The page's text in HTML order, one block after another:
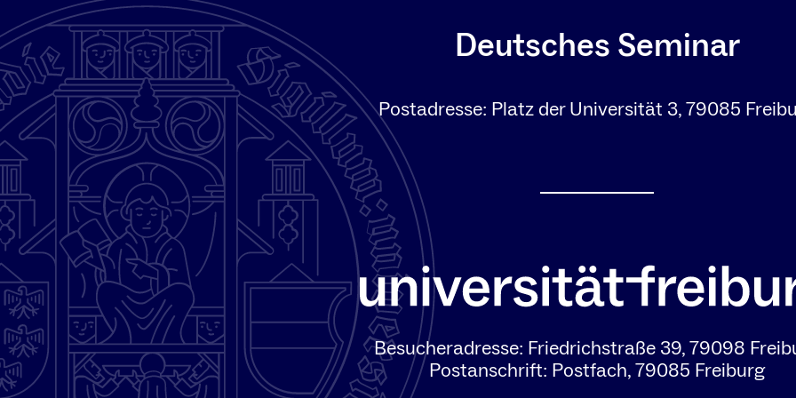
Deutsches Seminar
Postadresse: Platz der Universität 3, 79085
Besucheradresse: Friedrichstraße 39, 79098
Postanschrift: Postfach, 79085 Freiburg